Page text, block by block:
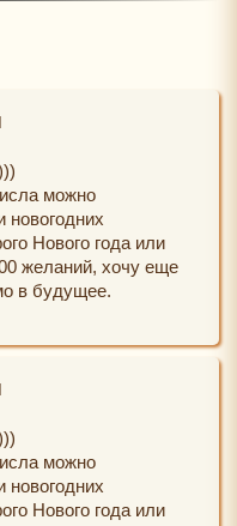
можно
новогодних
Нового года или
желаний, хочу еще
в будущее.
можно
новогодних
Нового года или